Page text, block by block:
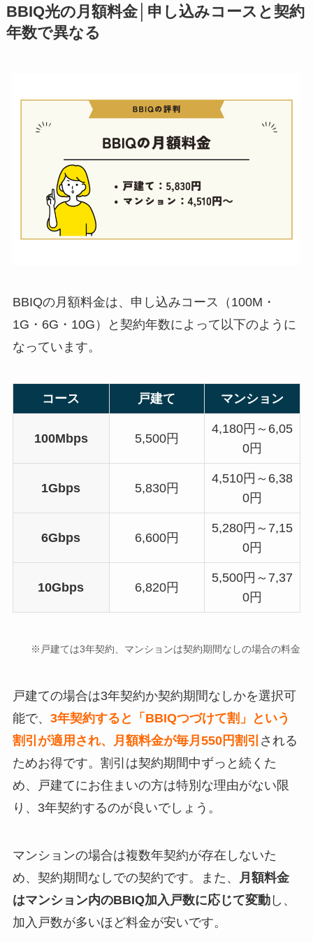
BBIQ光の月額料金│申し込みコースと契約
年数で異なる
BBIQの月額料金は、申し込みコース（100M・
1G・6G・10G）と契約年数によって以下のように
なっています。
コース 戸建て マンション
100Mbps 5,500円
4,180円～6,05
0円
1Gbps 5,830円
4,510円～6,38
0円
6Gbps 6,600円
5,280円～7,15
0円
10Gbps 6,820円
5,500円～7,37
0円
※戸建ては3年契約、マンションは契約期間なしの場合の料金
戸建ての場合は3年契約か契約期間なしかを選択可
能で、 3年契約すると「BBIQつづけて割」という
割引が適用され、月額料金が毎月550円割引 される
ためお得です。割引は契約期間中ずっと続くた
め、戸建てにお住まいの方は特別な理由がない限
り、3年契約するのが良いでしょう。
マンションの場合は複数年契約が存在しないた
め、契約期間なしでの契約です。また、
月額料金
はマンション内のBBIQ加入戸数に応じて変動し、
加入戸数が多いほど料金が安いです。